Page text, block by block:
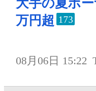
大手の夏ボ
万円超 173
08月06日 15:22